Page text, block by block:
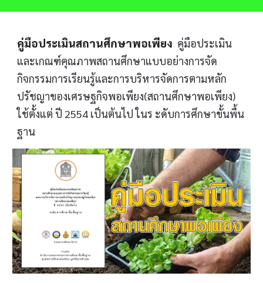
คู่มือประเมินสถานศึกษาพอเพียง คู่มือประเมิน
และเกณฑ์คุณภาพสถานศึกษาแบบอย่างการจัด
กิจกรรมการเรียนรู้และการบริหารจัดการตามหลัก
ปรัชญาของเศรษฐกิจพอเพียง(สถานศึกษาพอเพียง)
ใช้ตั้งแต่ ปี 2554 เป็นต้นไป ในร ะดับการศึกษาขั้นพื้น
ฐาน